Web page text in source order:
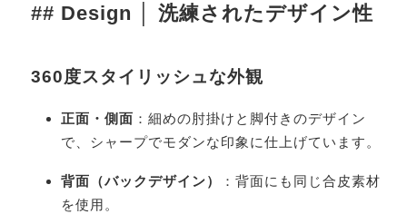
## Design │ 洗練されたデザイン性
360度スタイリッシュな外観
正面・側面 ：細めの肘掛けと脚付きのデザイン
で、シャープでモダンな印象に仕上げています。
背面（バックデザイン）
：背面にも同じ合皮素材
を使用。